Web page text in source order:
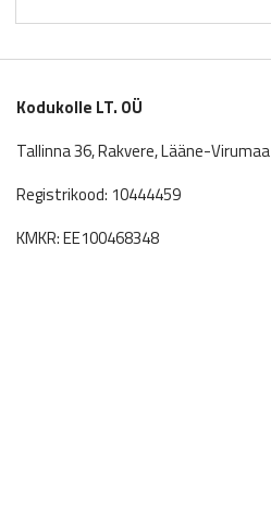
Kodukolle LT. OÜ
Tallinna 36, Rakvere, Lääne-Virumaa
Registrikood: 10444459
KMKR: EE100468348